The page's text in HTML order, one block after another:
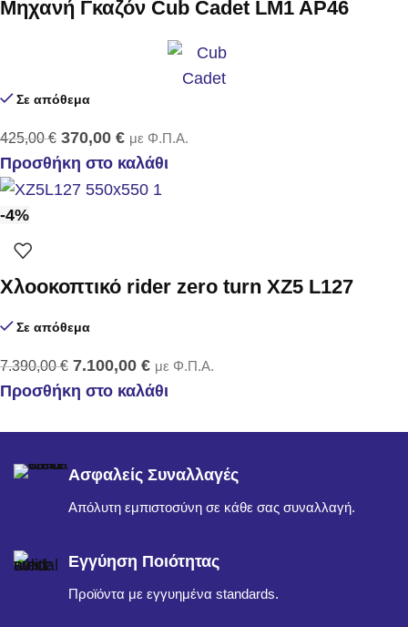
Μηχανή Γκαζόν Cub Cadet LM1 AP46
Σε απόθεμα
425,00€ 370,00 € με Φ.Π.Α.
Προσθήκη στο καλάθι
-4%
Χλοοκοπτικό rider zero turn XZ5 L127
Σε απόθεμα
7.390,00€ 7.100,00 € με Φ.Π.Α.
Προσθήκη στο καλάθι
Ασφαλείς Συναλλαγές
Απόλυτη εμπιστοσύνη σε κάθε σας συναλλαγή.
Εγγύηση Ποιότητας
Προϊόντα με εγγυημένα standards.